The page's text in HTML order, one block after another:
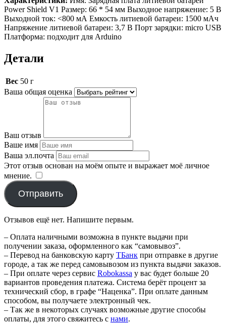
Power Shield V1 Размер: 66 * 54 мм Выходное напряжение: 5 В
Выходной ток: <800 мА Емкость литиевой батареи: 1500 мАч
Напряжение литиевой батареи: 3,7 В Порт зарядки: micro USB
Платформа: подходит для Arduino
Детали
Вес 50 г
Ваша общая оценка
Ваш отзыв
Ваше имя
Ваша эл.почта
Этот отзыв основан на моём опыте и выражает моё личное
мнение.
Отправить
Отзывов ещё нет. Напишите первым.
– Оплата наличными возможна в пункте выдачи при
получении заказа, оформленного как “самовывоз”.
– Перевод на банковскую карту TБанк при отправке в другие
городе, а так же перед самовывозом из пункта выдачи заказов.
– При оплате через сервис Robokassa у вас будет больше 20
вариантов проведения платежа. Система берёт процент за
технический сбор, в графе “Наценка”. При оплате данным
способом, вы получаете электронный чек.
– Так же в некоторых случаях возможные другие способы
оплаты, для этого свяжитесь с нами.